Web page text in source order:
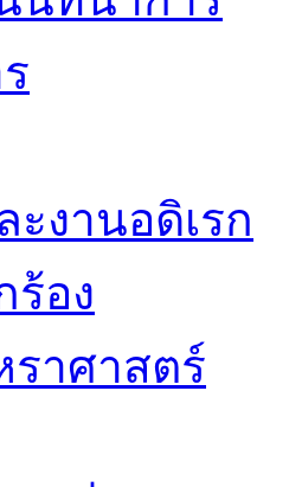
งานอดิเรก
ร้อง
ราศาสตร์